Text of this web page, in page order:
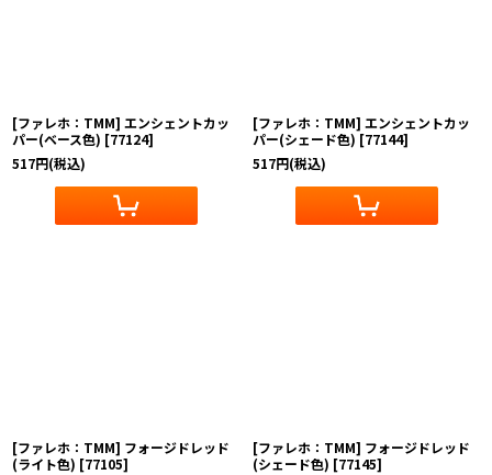
[ファレホ：TMM] エンシェントカッ
パー(ベース色) [77124]
517円(税込)
[ファレホ：TMM] エンシェントカッ
パー(シェード色) [77144]
517円(税込)
[ファレホ：TMM] フォージドレッド
(ライト色) [77105]
[ファレホ：TMM] フォージドレッド
(シェード色) [77145]